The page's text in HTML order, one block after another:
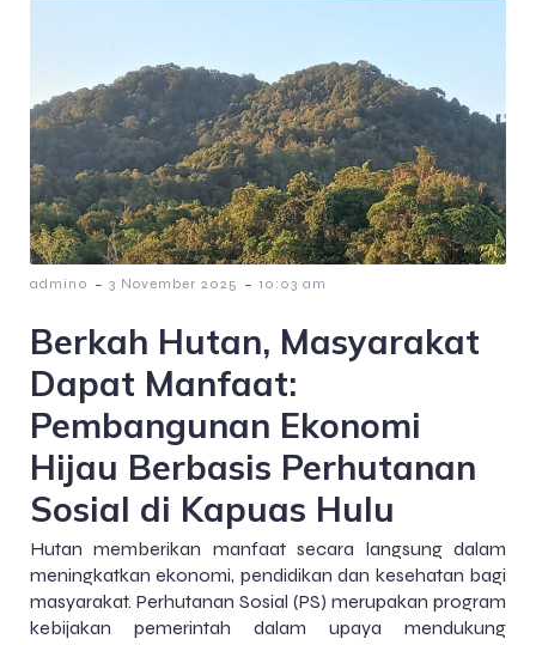
admin0 - 3 November 2025 - 10:03 am
Berkah Hutan, Masyarakat
Dapat Manfaat:
Pembangunan Ekonomi
Hijau Berbasis Perhutanan
Sosial di Kapuas Hulu
Hutan memberikan manfaat secara langsung dalam
meningkatkan ekonomi, pendidikan dan kesehatan bagi
masyarakat. Perhutanan Sosial (PS) merupakan program
kebijakan pemerintah dalam upaya mendukung